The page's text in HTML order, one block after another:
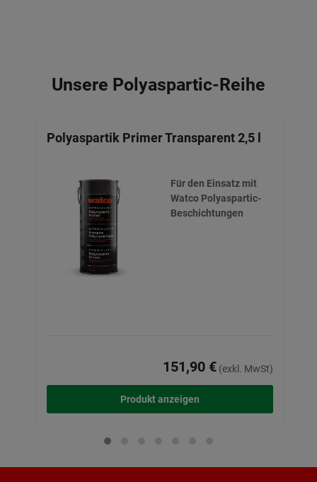
Unsere Polyaspartic-Reihe
Polyaspartik Primer Transparent 2,5 l
Für den Einsatz mit
Watco Polyaspartic-
Beschichtungen
151,90 € (exkl. MwSt)
Produkt anzeigen